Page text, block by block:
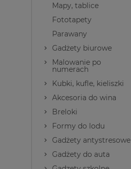
Mapy, tablice
Fototapety
Parawany
Gadżety biurowe
Malowanie po
numerach
Kubki, kufle, kieliszki
Akcesoria do wina
Breloki
Formy do lodu
Gadżety antystresowe
Gadżety do auta